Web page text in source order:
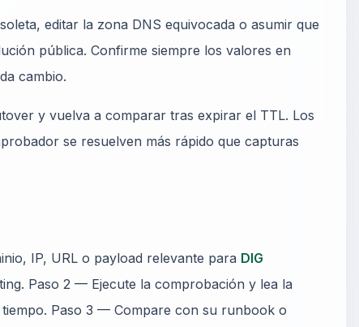
editar la zona DNS equivocada o asumir que
pública. Confirme siempre los valores en
cambio.
y vuelva a comparar tras expirar el TTL. Los
se resuelven más rápido que capturas
IP, URL o payload relevante para DIG
Paso 2 — Ejecute la comprobación y lea la
Paso 3 — Compare con su runbook o